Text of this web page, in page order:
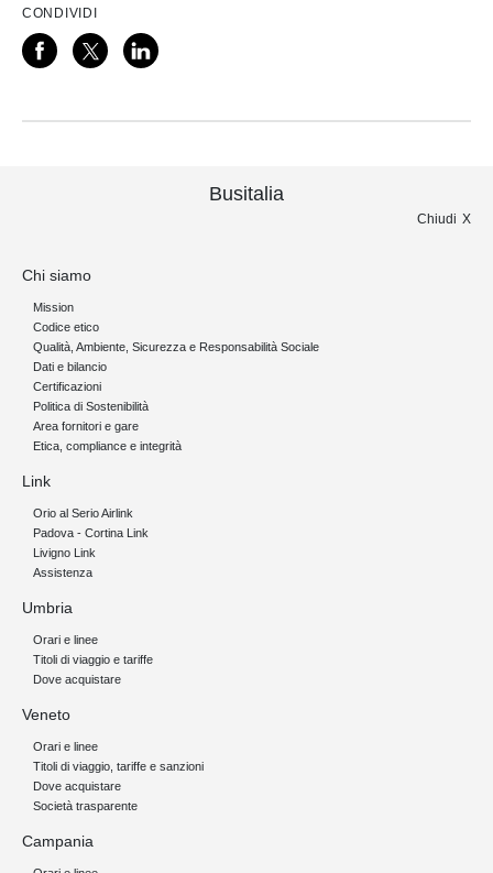
CONDIVIDI
Busitalia
Chiudi
Chi siamo
Mission
Codice etico
Qualità, Ambiente, Sicurezza e Responsabilità Sociale
Dati e bilancio
Certificazioni
Politica di Sostenibilità
Area fornitori e gare
Etica, compliance e integrità
Link
Orio al Serio Airlink
Padova - Cortina Link
Livigno Link
Assistenza
Umbria
Orari e linee
Titoli di viaggio e tariffe
Dove acquistare
Veneto
Orari e linee
Titoli di viaggio, tariffe e sanzioni
Dove acquistare
Società trasparente
Campania